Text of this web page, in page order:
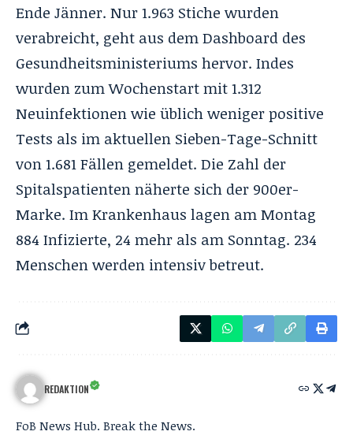
Ende Jänner. Nur 1.963 Stiche wurden
verabreicht, geht aus dem Dashboard des
Gesundheitsministeriums hervor. Indes
wurden zum Wochenstart mit 1.312
Neuinfektionen wie üblich weniger positive
Tests als im aktuellen Sieben-Tage-Schnitt
von 1.681 Fällen gemeldet. Die Zahl der
Spitalspatienten näherte sich der 900er-
Marke. Im Krankenhaus lagen am Montag
884 Infizierte, 24 mehr als am Sonntag. 234
Menschen werden intensiv betreut.
REDAKTION
FoB News Hub. Break the News.